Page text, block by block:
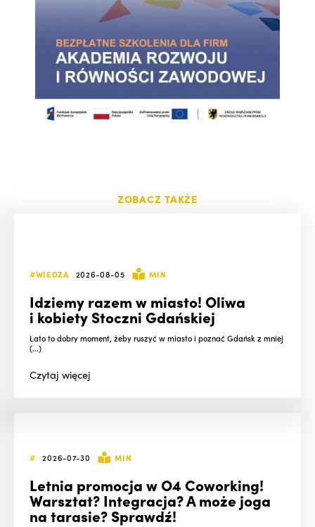
ZOBACZ TAKŻE
#WIEDZA 2026-08-05 MIN
Idziemy razem w miasto! Oliwa
i kobiety Stoczni Gdańskiej
Lato to dobry moment, żeby ruszyć w miasto i poznać Gdańsk z mniej
(...)
Czytajwięcej
# 2026-07-30 MIN
Letnia promocja w O4 Coworking!
Warsztat? Integracja? A może joga
na tarasie? Sprawdź!